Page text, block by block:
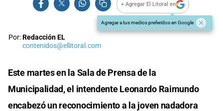
+ Agregar El Litoral en
Agregar a tus medios preferidos en Google
Por:Redacción EL
contenidos@ellitoral.com
Este martes en la Sala de Prensa de la
Municipalidad, el intendente Leonardo Raimundo
encabezó un reconocimiento a la joven nadadora